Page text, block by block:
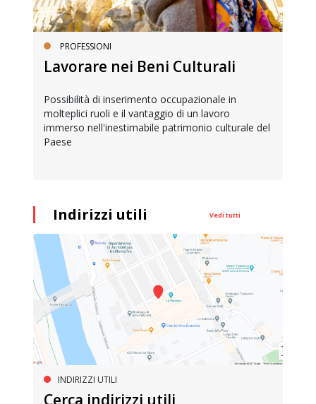
PROFESSIONI
Lavorare nei Beni Culturali
Possibilità di inserimento occupazionale in
molteplici ruoli e il vantaggio di un lavoro
immerso nell'inestimabile patrimonio culturale del
Paese
Indirizzi utili Vedi tutti
INDIRIZZI UTILI
Cerca indirizzi utili